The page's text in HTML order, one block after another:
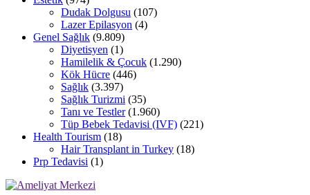
Dudak Dolgusu (107)
Lazer Epilasyon (4)
Genel Sağlık (9.809)
Diyetisyen (1)
Hamilelik & Çocuk (1.290)
Kök Hücre (446)
Sağlık (3.397)
Sağlık Turizmi (35)
Tanı ve Testler(1.960)
Tüp Bebek Tedavisi (IVF) (221)
Health Tourism (18)
Hair Transplant in Turkey (18)
Prp Tedavisi (1)